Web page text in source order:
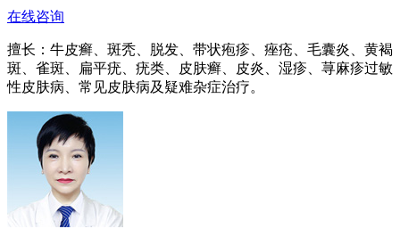
在线咨询
擅长：牛皮癣、斑秃、脱发、带状疱疹、痤疮、毛囊炎、黄褐
斑、雀斑、扁平疣、疣类、皮肤癣、皮炎、湿疹、荨麻疹过敏
性皮肤病、常见皮肤病及疑难杂症治疗。